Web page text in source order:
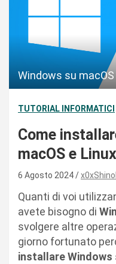
Windows su
TUTORIAL INFORMATICI
Come
macOS e Linux
6 Agosto 2024
Quanti di voi
avete bisogno di
svolgere altre
giorno fortunato
installare Windows